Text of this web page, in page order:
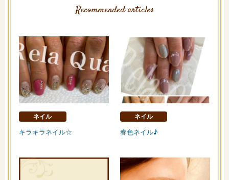
Recommended articles
ネイル
キラキラネイル☆
ネイル
春色ネイル♪